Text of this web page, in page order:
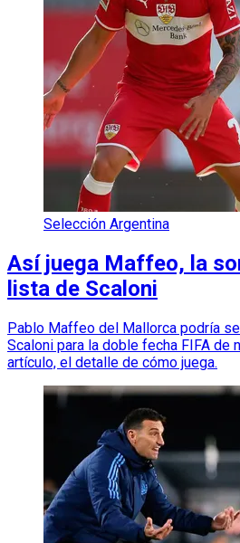
Selección Argentina
Así juega Maffeo, la
lista de Scaloni
Pablo Maffeo del Mallorca podría
Scaloni para la doble fecha FIFA de
artículo, el detalle de cómo juega.